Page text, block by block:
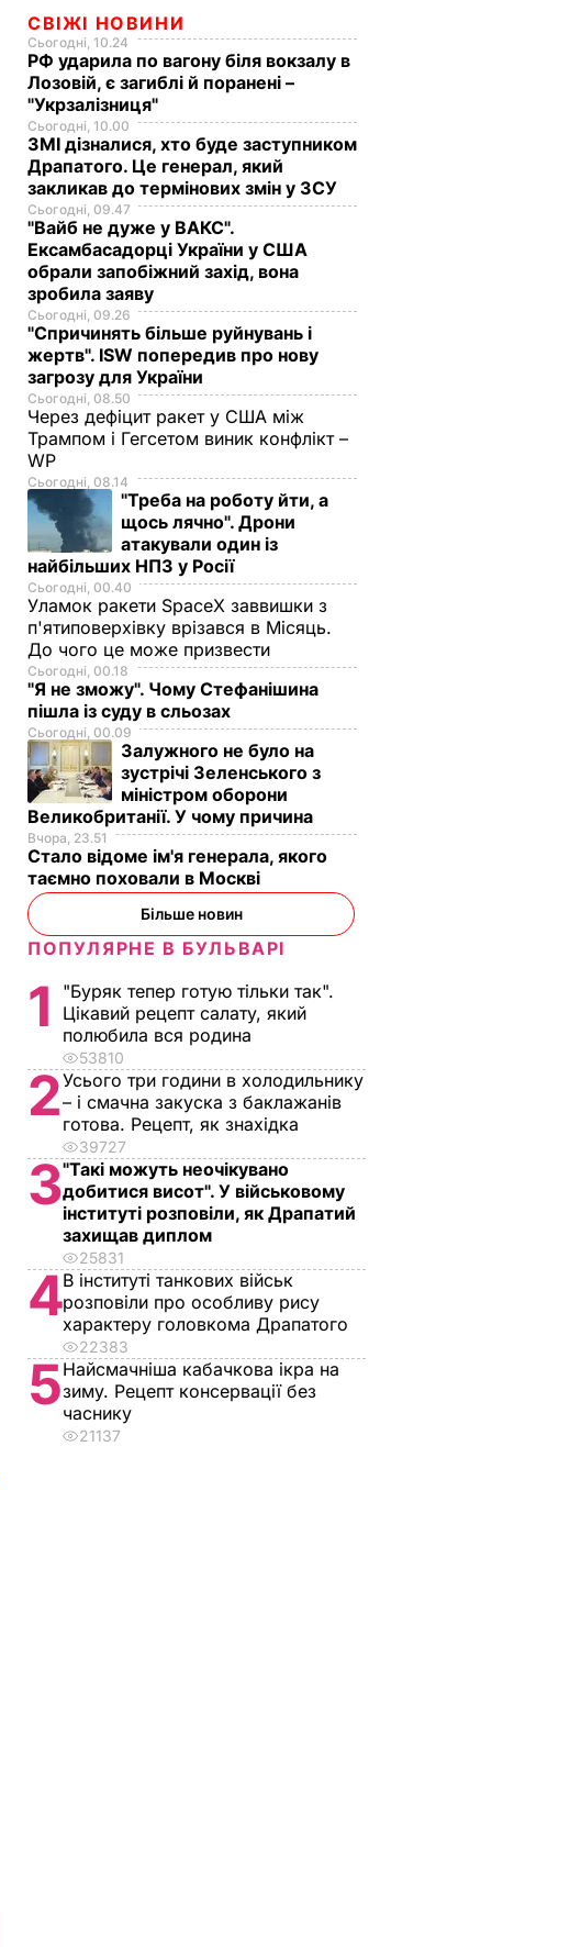
СВІЖІ НОВИНИ
Сьогодні, 10.24
РФ ударила по вагону біля вокзалу в
Лозовій, є загиблі й поранені –
"Укрзалізниця"
Сьогодні, 10.00
ЗМІ дізналися, хто буде заступником
Драпатого. Це генерал, який
закликав до термінових змін у ЗСУ
Сьогодні, 09.47
"Вайб не дуже у ВАКС".
Ексамбасадорці України у США
обрали запобіжний захід, вона
зробила заяву
Сьогодні, 09.26
"Спричинять більше руйнувань і
жертв". ISW попередив про нову
загрозу для України
Сьогодні, 08.50
Через дефіцит ракет у США між
Трампом і Гегсетом виник конфлікт –
WP
Сьогодні, 08.14
"Треба на роботу йти, а
щось лячно". Дрони
атакували один із
найбільших НПЗ у Росії
Сьогодні, 00.40
Уламок ракети SpaceX заввишки з
п'ятиповерхівку врізався в Місяць.
До чого це може призвести
Сьогодні, 00.18
"Я не зможу". Чому Стефанішина
пішла із суду в сльозах
Сьогодні, 00.09
Залужного не було на
зустрічі Зеленського з
міністром оборони
Великобританії. У чому причина
Вчора, 23.51
Стало відоме ім'я генерала, якого
таємно поховали в Москві
Більше новин
ПОПУЛЯРНЕ В БУЛЬВАРІ
1
"Буряк тепер готую тільки так".
Цікавий рецепт салату, який
полюбила вся родина
53810
2Усього три години в холодильнику
– і смачна закуска з баклажанів
готова. Рецепт, як знахідка
39727
3"Такі можуть неочікувано
добитися висот". У військовому
інституті розповіли, як Драпатий
захищав диплом
25831
4В інституті танкових військ
розповіли про особливу рису
характеру головкома Драпатого
22383
5Найсмачніша кабачкова ікра на
зиму. Рецепт консервації без
часнику
21137